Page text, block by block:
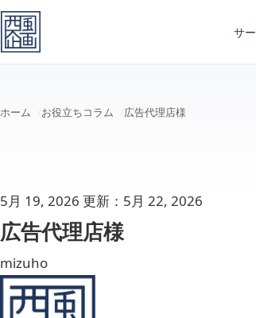
メインコンテンツへスキップ
サ
ホーム お役立ちコラム 広告代理店様
5月 19, 2026 更新：5月 22, 2026
広告代理店様
mizuho